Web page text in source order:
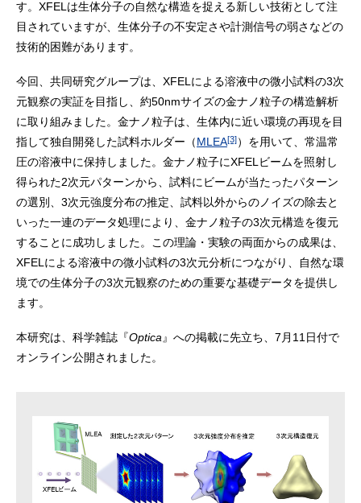
す。XFELは生体分子の自然な構造を捉える新しい技術として注
目されていますが、生体分子の不安定さや計測信号の弱さなどの
技術的困難があります。
今回、共同研究グループは、XFELによる溶液中の微小試料の3次
元観察の実証を目指し、約50nmサイズの金ナノ粒子の構造解析
に取り組みました。金ナノ粒子は、生体内に近い環境の再現を目
指して独自開発した試料ホルダー（MLEA[3]）を用いて、常温常
圧の溶液中に保持しました。金ナノ粒子にXFELビームを照射し
得られた2次元パターンから、試料にビームが当たったパターン
の選別、3次元強度分布の推定、試料以外からのノイズの除去と
いった一連のデータ処理により、金ナノ粒子の3次元構造を復元
することに成功しました。この理論・実験の両面からの成果は、
XFELによる溶液中の微小試料の3次元分析につながり、自然な環
境での生体分子の3次元観察のための重要な基礎データを提供し
ます。
本研究は、科学雑誌『Optica 』への掲載に先立ち、7月11日付で
オンライン公開されました。